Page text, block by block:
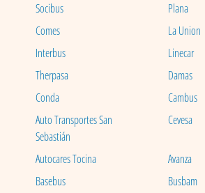
Socibus
Plana
Comes
La Union
Interbus
Linecar
Therpasa
Damas
Conda
Cambus
Auto Transportes San
Sebastián
Cevesa
Autocares Tocina
Avanza
Basebus
Busbam